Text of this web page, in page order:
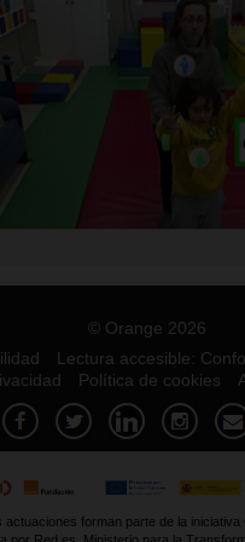
© Orange 2026
Lectura accesible:
Política de cookies
actuaciones forman parte de la iniciativa